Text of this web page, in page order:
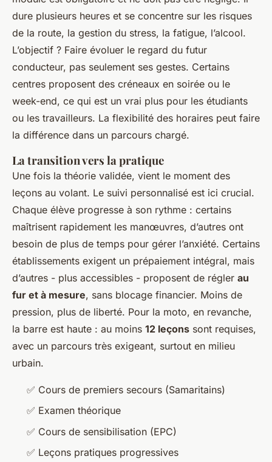
dure plusieurs heures et se concentre sur les risques
de la route, la gestion du stress, la fatigue, l’alcool.
L’objectif ? Faire évoluer le regard du futur
conducteur, pas seulement ses gestes. Certains
centres proposent des créneaux en soirée ou le
week-end, ce qui est un vrai plus pour les étudiants
ou les travailleurs. La flexibilité des horaires peut faire
la différence dans un parcours chargé.
La transition vers la pratique
Une fois la théorie validée, vient le moment des
leçons au volant. Le suivi personnalisé est ici crucial.
Chaque élève progresse à son rythme : certains
maîtrisent rapidement les manœuvres, d’autres ont
besoin de plus de temps pour gérer l’anxiété. Certains
établissements exigent un prépaiement intégral, mais
d’autres - plus accessibles - proposent de régler au
fur et à mesure, sans blocage financier. Moins de
pression, plus de liberté. Pour la moto, en revanche,
la barre est haute : au moins 12 leçons sont requises,
avec un parcours très exigeant, surtout en milieu
urbain.
✅ Cours de premiers secours (Samaritains)
✅ Examen théorique
✅ Cours de sensibilisation (EPC)
✅ Leçons pratiques progressives